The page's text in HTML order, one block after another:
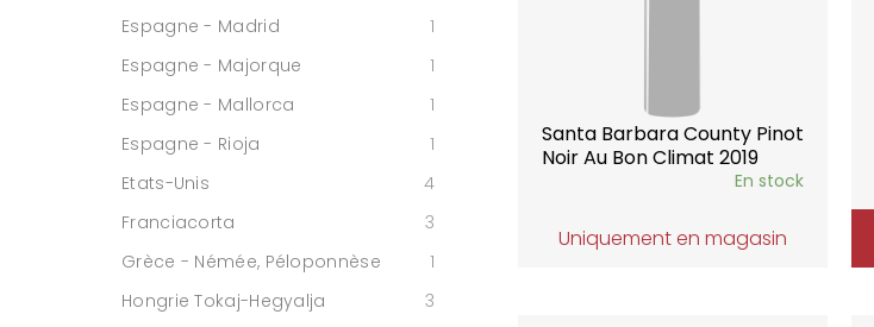
Santa Barbara County Pinot
Noir Au Bon Climat 2019
En stock
Uniquement en magasin
Espagne - Madrid
1
Espagne - Majorque
1
Espagne - Mallorca
1
Espagne - Rioja
1
Etats-Unis
4
Franciacorta
3
Grèce - Némée, Péloponnèse
1
Hongrie Tokaj-Hegyalja
3